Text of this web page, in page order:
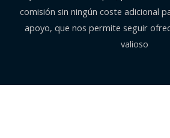
comisión sin ningún coste adicional
apoyo, que nos permite seguir
valioso